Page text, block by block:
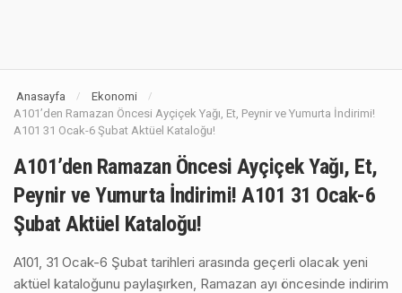
Anasayfa / Ekonomi /
A101’den Ramazan Öncesi Ayçiçek Yağı, Et, Peynir ve Yumurta İndirimi!
A101 31 Ocak-6 Şubat Aktüel Kataloğu!
A101’den Ramazan Öncesi Ayçiçek Yağı, Et,
Peynir ve Yumurta İndirimi! A101 31 Ocak-6
Şubat Aktüel Kataloğu!
A101, 31 Ocak-6 Şubat tarihleri arasında geçerli olacak yeni
aktüel kataloğunu paylaşırken, Ramazan ayı öncesinde indirim